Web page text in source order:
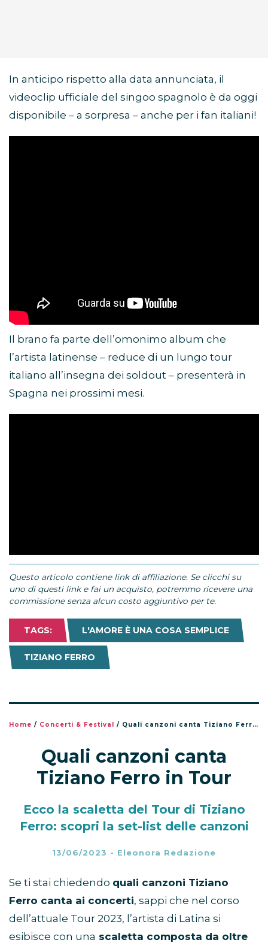
In anticipo rispetto alla data annunciata, il
videoclip ufficiale del singoo spagnolo è da oggi
disponibile – a sorpresa – anche per i fan italiani!
Il brano fa parte dell’omonimo album che
l’artista latinense – reduce di un lungo tour
italiano all’insegna dei soldout – presenterà in
Spagna nei prossimi mesi.
Questo articolo contiene link di affiliazione. Se clicchi su
uno di questi link e fai un acquisto, potremmo ricevere una
commissione senza alcun costo aggiuntivo per te.
TAGS: L'AMORE È UNA COSA SEMPLICE
TIZIANO FERRO
Home / Concerti & Festival / Quali canzoni canta Tiziano Ferro in Tour
Quali canzoni canta
Tiziano Ferro in Tour
Ecco la scaletta del Tour di Tiziano
Ferro: scopri la set-list delle canzoni
13/06/2023 - Eleonora Redazione
Se ti stai chiedendo quali canzoni Tiziano
Ferro canta ai concerti, sappi che nel corso
dell’attuale Tour 2023, l’artista di Latina si
esibisce con una scaletta composta da oltre